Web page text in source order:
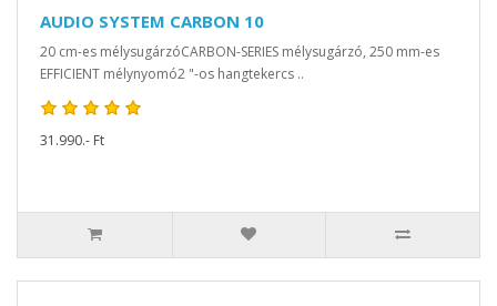
AUDIO SYSTEM CARBON 10
20 cm-es mélysugárzóCARBON-SERIES mélysugárzó, 250 mm-es
EFFICIENT mélynyomó2 "-os hangtekercs ..
31.990.- Ft